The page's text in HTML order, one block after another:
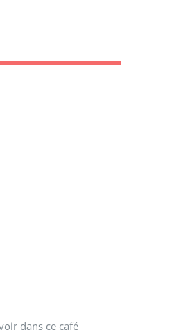
dans ce café